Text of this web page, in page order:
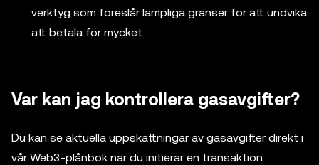
verktyg som föreslår lämpliga gränser för att undvika
att betala för mycket.
Var kan jag kontrollera gasavgifter?
Du kan se aktuella uppskattningar av gasavgifter direkt i
vår Web3-plånbok när du initierar en transaktion.